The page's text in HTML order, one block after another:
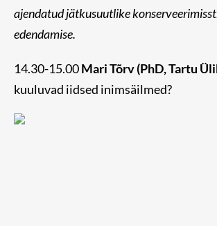
ajendatud jätkusuutlike
edendamise.
14.30-15.00Mari Tõrv (PhD, Tartu
kuuluvad iidsed inimsäilmed?